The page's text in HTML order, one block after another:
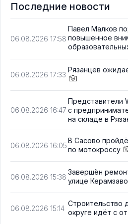
Последние новости
06.08.2026 17:58
Павел Малков
повышенное
06.08.2026 17:33
Рязанцев
06.08.2026 16:47
Представители
с
на складе в
06.08.2026 16:05
В Сасово
по мотокроссу
06.08.2026 15:38
Завершён
улице
06.08.2026 15:14
Строительство
округе идёт с